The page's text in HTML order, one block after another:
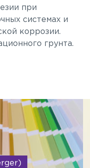
при
системах и
коррозии.
грунта.